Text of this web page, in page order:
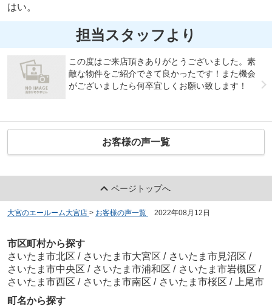
はい。
担当スタッフより
この度はご来店頂きありがとうございました。素
敵な物件をご紹介できて良かったです！また機会
がございましたら何卒宜しくお願い致します！
お客様の声一覧
ページトップへ
大宮のエールーム大宮店 > お客様の声一覧 2022年08月12日
市区町村から探す
さいたま市北区 / さいたま市大宮区 / さいたま市見沼区 /
さいたま市中央区 / さいたま市浦和区 / さいたま市岩槻区 /
さいたま市西区 / さいたま市南区 / さいたま市桜区 /
上尾市
町名から探す